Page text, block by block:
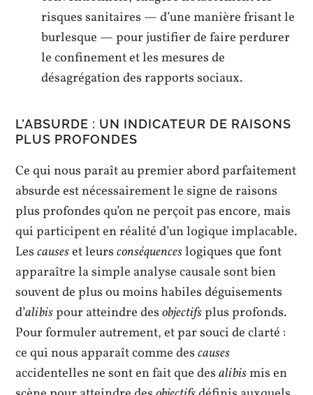
risques sanitaires — d’une manière frisant le
burlesque — pour justifier de faire perdurer
le confinement et les mesures de
désagrégation des rapports sociaux.
L’ABSURDE : UN INDICATEUR DE RAISONS
PLUS PROFONDES
Ce qui nous paraît au premier abord parfaitement
absurde est nécessairement le signe de raisons
plus profondes qu’on ne perçoit pas encore, mais
qui participent en réalité d’un logique implacable.
Lescauseset leursconséquenceslogiques que font
apparaître la simple analyse causale sont bien
souvent de plus ou moins habiles déguisements
d’alibispour atteindre desobjectifsplus profonds.
Pour formuler autrement, et par souci de clarté :
ce qui nous apparaît comme descauses
accidentelles ne sont en fait que desalibismis en